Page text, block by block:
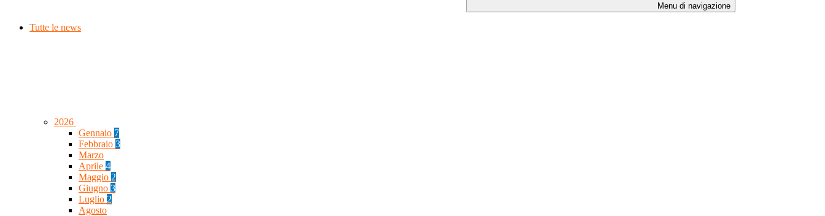
Menu di navigazione
Tutte le news
2026
Gennaio 7
Febbraio 3
Marzo
Aprile 4
Maggio 2
Giugno 3
Luglio 2
Agosto